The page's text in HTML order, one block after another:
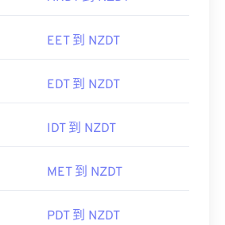
EET 到 NZDT
EDT 到 NZDT
IDT 到 NZDT
MET 到 NZDT
PDT 到 NZDT